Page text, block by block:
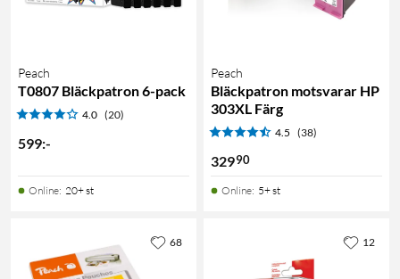
Peach
T0807 Bläckpatron 6-pack
4.0 (20)
599:-
Online: 20+ st
Peach
Bläckpatron motsvarar HP
303XL Färg
4.5 (38)
32990
Online: 5+ st
68 12